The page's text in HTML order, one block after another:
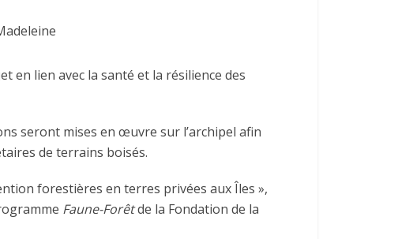
en lien avec la santé et la résilience des
seront mises en œuvre sur l’archipel afin
de terrains boisés.
forestières en terres privées aux Îles »,
Faune-Forêtde la Fondation de la